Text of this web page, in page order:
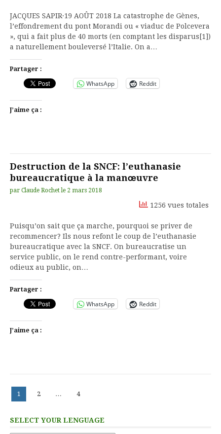
JACQUES SAPIR·19 AOÛT 2018 La catastrophe de Gènes,
l’effondrement du pont Morandi ou « viaduc de Polcevera
», qui a fait plus de 40 morts (en comptant les disparus[1])
a naturellement bouleversé l’Italie. On a…
Partager :
WhatsApp Reddit
J’aime ça :
Destruction de la SNCF: l’euthanasie
bureaucratique à la manœuvre
par Claude Rochet le 2 mars 2018
1256 vues totales
Puisqu’on sait que ça marche, pourquoi se priver de
recommencer? Ils nous refont le coup de l’euthanasie
bureaucratique avec la SNCF. On bureaucratise un
service public, on le rend contre-performant, voire
odieux au public, on…
Partager :
WhatsApp Reddit
J’aime ça :
Pagination
des
publications
Page
1 Page
2 … Page
4
SELECT YOUR LENGUAGE